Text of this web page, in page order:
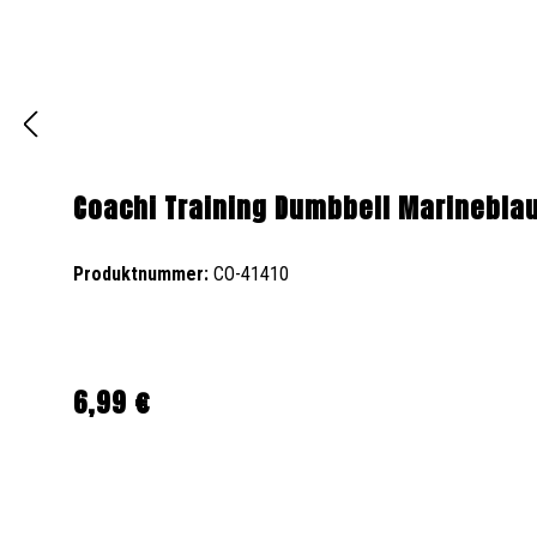
Coachi Training Dumbbell
Produktnummer: CO-41410
Regulärer Preis:
6,99 €